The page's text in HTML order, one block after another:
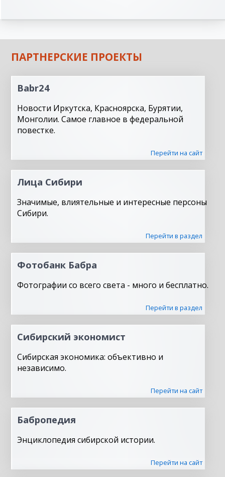
ПАРТНЕРСКИЕ ПРОЕКТЫ
Babr24
Новости Иркутска, Красноярска, Бурятии,
Монголии. Самое главное в федеральной
повестке.
Перейти на сайт
Лица Сибири
Значимые, влиятельные и интересные персоны
Сибири.
Перейти в раздел
Фотобанк Бабра
Фотографии со всего света - много и бесплатно.
Перейти в раздел
Сибирский экономист
Сибирская экономика: объективно и
независимо.
Перейти на сайт
Бабропедия
Энциклопедия сибирской истории.
Перейти на сайт